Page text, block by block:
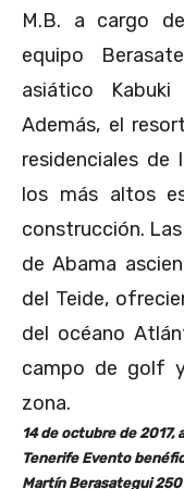
M.B. a cargo
equipo
asiático
Además, el
residenciales de
los más altos
construcción.
de Abama
del Teide,
del océano
campo de golf
zona.
14 de octubre de 2017,
Tenerife Evento
Martín Berasategui